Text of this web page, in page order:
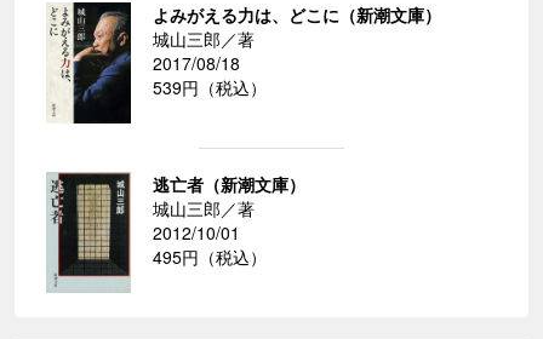
よみがえる力は、どこに（新潮文庫）
城山三郎／著
2017/08/18
539円（税込）
逃亡者（新潮文庫）
城山三郎／著
2012/10/01
495円（税込）